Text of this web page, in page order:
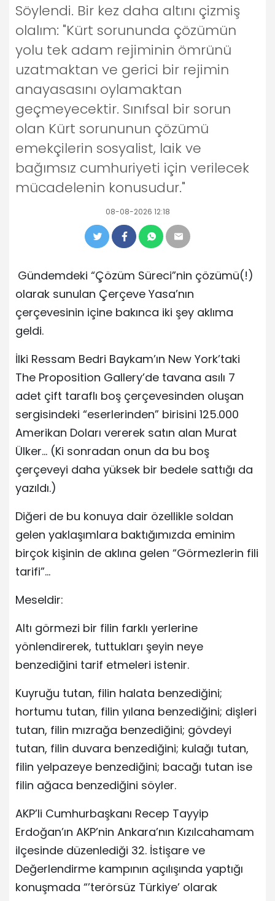
Söylendi. Bir kez daha altını çizmiş
olalım: "Kürt sorununda çözümün
yolu tek adam rejiminin ömrünü
uzatmaktan ve gerici bir rejimin
anayasasını oylamaktan
geçmeyecektir. Sınıfsal bir sorun
olan Kürt sorununun çözümü
emekçilerin sosyalist, laik ve
bağımsız cumhuriyeti için verilecek
mücadelenin konusudur."
08-08-2026 12:18
Gündemdeki “Çözüm Süreci”nin çözümü(!)
olarak sunulan Çerçeve Yasa’nın
çerçevesinin içine bakınca iki şey aklıma
geldi.
İlki Ressam Bedri Baykam’ın New York’taki
The Proposition Gallery’de tavana asılı 7
adet çift taraflı boş çerçevesinden oluşan
sergisindeki “eserlerinden” birisini 125.000
Amerikan Doları vererek satın alan Murat
Ülker… (Ki sonradan onun da bu boş
çerçeveyi daha yüksek bir bedele sattığı da
yazıldı.)
Diğeri de bu konuya dair özellikle soldan
gelen yaklaşımlara baktığımızda eminim
birçok kişinin de aklına gelen “Görmezlerin fili
tarifi”…
Meseldir:
Altı görmezi bir filin farklı yerlerine
yönlendirerek, tuttukları şeyin neye
benzediğini tarif etmeleri istenir.
Kuyruğu tutan, filin halata benzediğini;
hortumu tutan, filin yılana benzediğini; dişleri
tutan, filin mızrağa benzediğini; gövdeyi
tutan, filin duvara benzediğini; kulağı tutan,
filin yelpazeye benzediğini; bacağı tutan ise
filin ağaca benzediğini söyler.
AKP’li Cumhurbaşkanı Recep Tayyip
Erdoğan’ın AKP’nin Ankara’nın Kızılcahamam
ilçesinde düzenlediği 32. İstişare ve
Değerlendirme kampının açılışında yaptığı
konuşmada “’terörsüz Türkiye’ olarak